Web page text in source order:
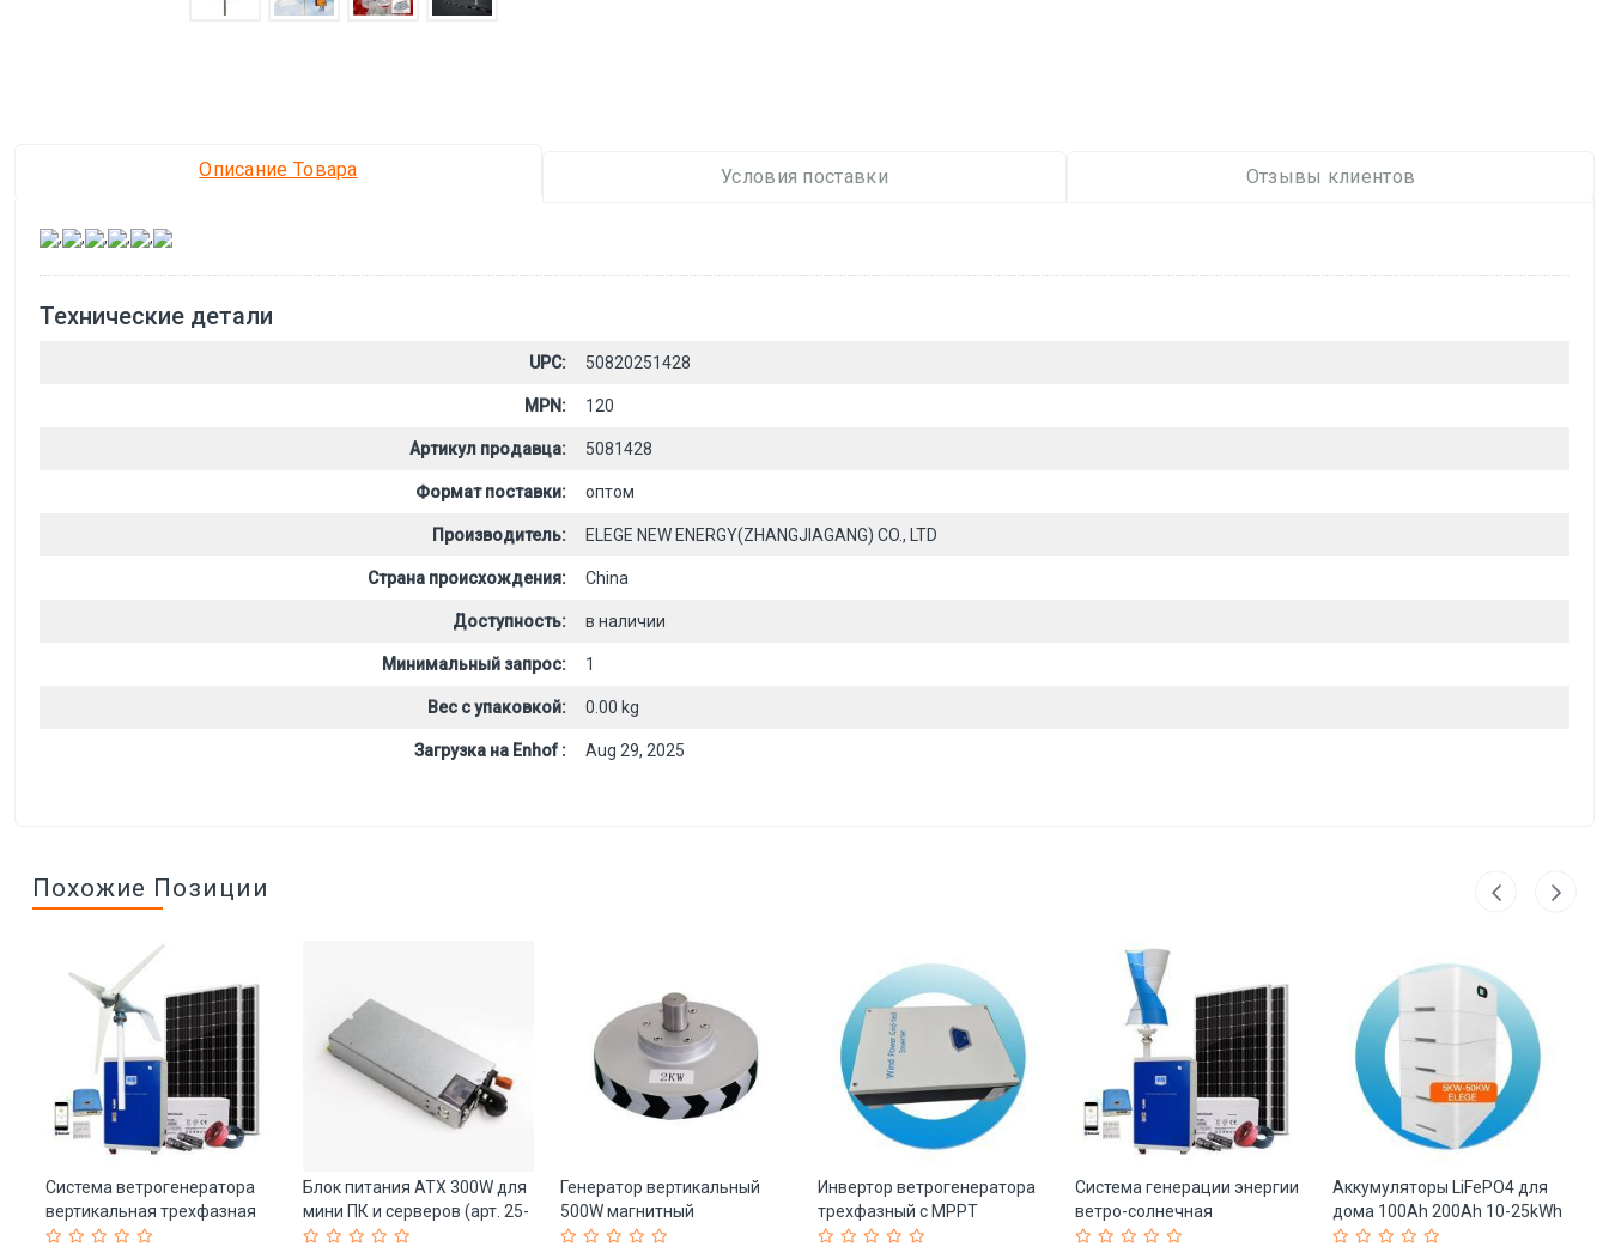
Описание Товара Условия поставки Отзывы клиентов
, , , , ,
Технические детали
UPC: 50820251428
MPN: 120
Артикул продавца: 5081428
Формат поставки: оптом
Производитель: ELEGE NEW ENERGY(ZHANGJIAGANG) CO., LTD
Страна происхождения: China
Доступность: в наличии
Минимальный запрос: 1
Вес с упаковкой: 0.00 kg
Загрузка на Enhof : Aug 29, 2025
Похожие Позиции
Система ветрогенератора
вертикальная трехфазная
для дома (арт. 25-5081060)
Блок питания ATX 300W для
мини ПК и серверов (арт. 25-
5081334)
Генератор вертикальный
500W магнитный
левитационный DIY (арт. 25-
Инвертор ветрогенератора
трехфазный с MPPT
контроллером (арт. 25-
Система генерации энергии
ветро-солнечная
микростанция (арт. 25-
Аккумуляторы LiFePO4 для
дома 100Ah 200Ah 10-25kWh
(арт. 25-5081158)